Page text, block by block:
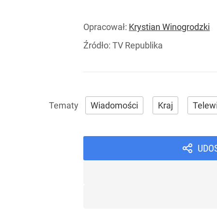
Opracował: Krystian Winogrodzki
Źródło: TV Republika
Wiadomości Kraj